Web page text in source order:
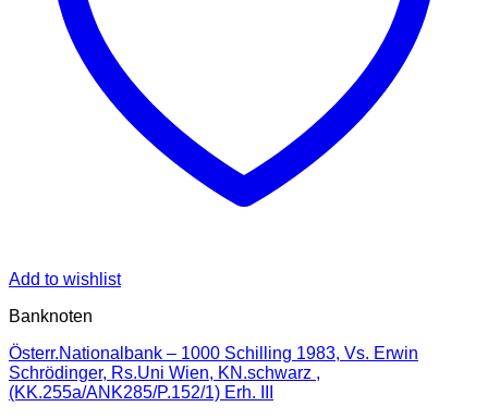
Add to wishlist
Banknoten
Österr.Nationalbank – 1000 Schilling 1983, Vs. Erwin
Schrödinger, Rs.Uni Wien, KN.schwarz ,
(KK.255a/ANK285/P.152/1) Erh. III